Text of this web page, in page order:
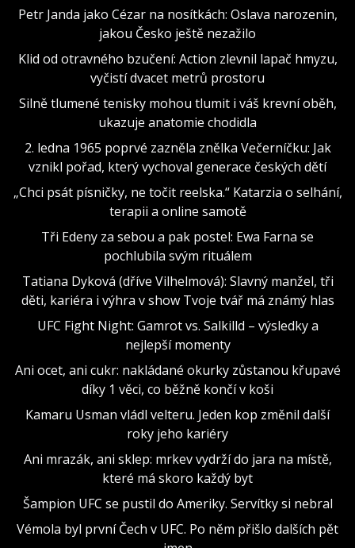
Petr Janda jako Cézar na nosítkách: Oslava narozenin,
jakou Česko ještě nezažilo
Klid od otravného bzučení: Action zlevnil lapač hmyzu,
vyčistí dvacet metrů prostoru
Silně tlumené tenisky mohou tlumit i váš krevní oběh,
ukazuje anatomie chodidla
2. ledna 1965 poprvé zazněla znělka Večerníčku: Jak
vznikl pořad, který vychoval generace českých dětí
„Chci psát písničky, ne točit reelska.“ Katarzia o selhání,
terapii a online samotě
Tři Edeny za sebou a pak postel: Ewa Farna se
pochlubila svým rituálem
Tatiana Dyková (dříve Vilhelmová): Slavný manžel, tři
děti, kariéra i výhra v show Tvoje tvář má známý hlas
UFC Fight Night: Gamrot vs. Salkilld – výsledky a
nejlepší momenty
Ani ocet, ani cukr: nakládané okurky zůstanou křupavé
díky 1 věci, co běžně končí v koši
Kamaru Usman vládl velteru. Jeden kop změnil další
roky jeho kariéry
Ani mrazák, ani sklep: mrkev vydrží do jara na místě,
které má skoro každý byt
Šampion UFC se pustil do Ameriky. Servítky si nebral
Vémola byl první Čech v UFC. Po něm přišlo dalších pět